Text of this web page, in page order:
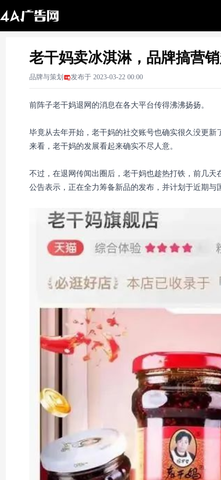
老干妈卖冰淇淋，品牌搞营
品牌与策划 发布于 2023-03-22 00:00
前阵子老干妈退网的消息在各大平台传得沸沸扬扬。
毕竟从去年开始，老干妈的社交账号也确实很久没更
来看，老干妈的发展看起来确实不尽人意。
不过，在退网传闻出圈后，老干妈也趁热打铁，前几
公告表示，正在全力筹备新品的发布，并计划于近期与